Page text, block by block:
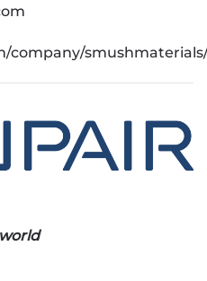
company/